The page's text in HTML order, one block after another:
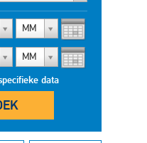
MM
MM
data